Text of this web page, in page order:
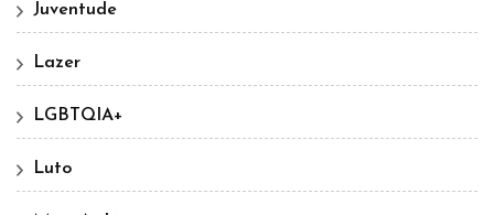
Juventude
Lazer
LGBTQIA+
Luto